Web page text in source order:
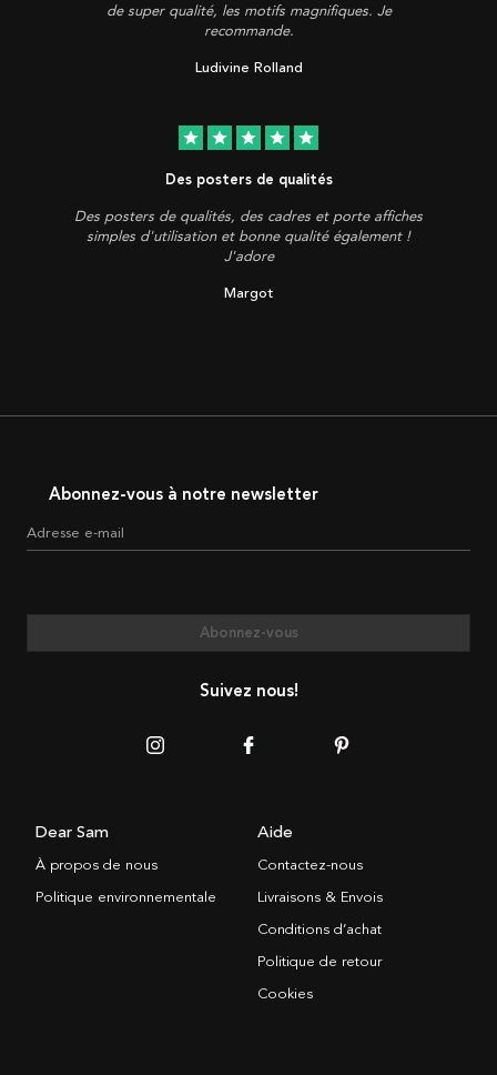
de super qualité, les motifs magnifiques. Je
recommande.
Ludivine Rolland
star star star star star
Des posters de qualités
Des posters de qualités, des cadres et porte affiches
simples d'utilisation et bonne qualité également !
J'adore
Margot
Abonnez-vous à notre newsletter
Adresse e-mail
Abonnez-vous
Suivez nous!
Dear Sam
À propos de nous
Politique environnementale
Aide
Contactez-nous
Livraisons & Envois
Conditions d’achat
Politique de retour
Cookies